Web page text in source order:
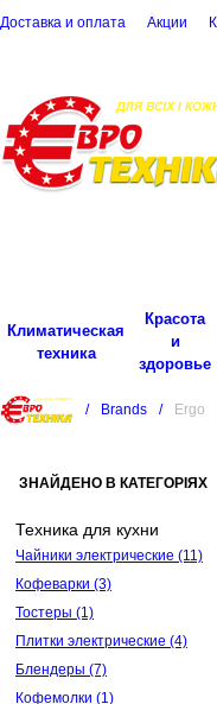
Доставка и оплата Акции
Климатическая
техника
Красота
и
здоровье
/ Brands / Ergo
ЗНАЙДЕНО В КАТЕГОРІЯХ
Техника для кухни
Чайники электрические (11)
Кофеварки (3)
Тостеры (1)
Плитки электрические (4)
Блендеры (7)
Кофемолки (1)